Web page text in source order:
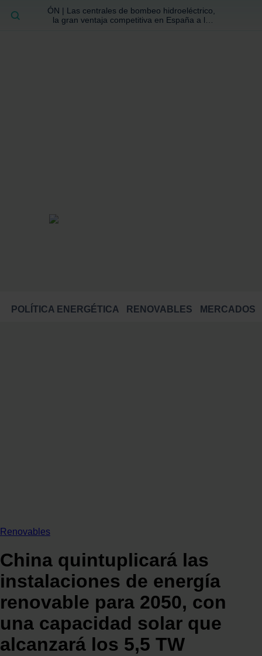
ÓN | Las centrales de bombeo hidroeléctrico,
la gran ventaja competitiva en España a la
POLÍTICA ENERGÉTICA RENOVABLES MERCADOS
BUSCAR
Renovables
China quintuplicará las
instalaciones de energía
renovable para 2050, con
una capacidad solar que
alcanzará los 5,5 TW